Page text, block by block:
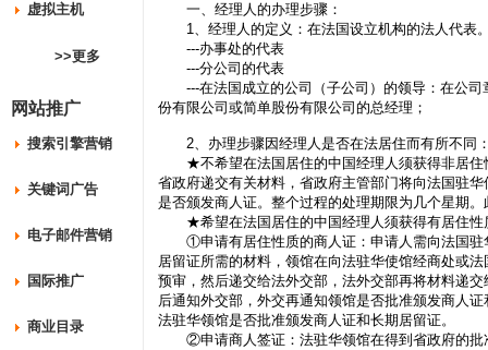
虚拟主机
>>更多
网站推广
搜索引擎营销
关键词广告
电子邮件营销
国际推广
商业目录
一、经理人的办理步骤：
1、经理人的定义：在法国设立机构的法人代表
---办事处的代表
---分公司的代表
---在法国成立的公司（子公司）的领导：在公司
份有限公司或简单股份有限公司的总经理；
2、办理步骤因经理人是否在法居住而有所不同
★不希望在法国居住的中国经理人须获得非居住
省政府递交有关材料，省政府主管部门将向法国驻
是否颁发商人证。整个过程的处理期限为几个星期
★希望在法国居住的中国经理人须获得有居住性
①申请有居住性质的商人证：申请人需向法国驻
居留证所需的材料，领馆在向法驻华使馆经商处或
预审，然后递交给法外交部，法外交部再将材料递
后通知外交部，外交再通知领馆是否批准颁发商人
法驻华领馆是否批准颁发商人证和长期居留证。
②申请商人签证：法驻华领馆在得到省政府的批